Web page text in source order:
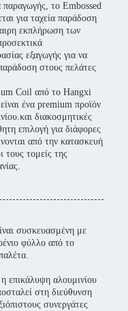
παραγωγής, το Embossed
για ταχεία παράδοση
εκπλήρωση των
εξαγωγής για να
στους πελάτες
Coil από το Hangxi
ένα premium προϊόν
διακοσμητικές
επιλογή για διάφορες
από την κατασκευή
τους τομείς της
συσκευασμένη με
φύλλο από το
επικάλυψη αλουμινίου
στη διεύθυνση
συνεργάτες